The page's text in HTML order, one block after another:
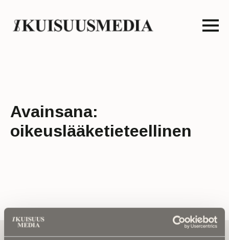
Avainsana:
oikeuslääketieteellinen
Tilaa uutiskirje - Pääset heti parhaiden